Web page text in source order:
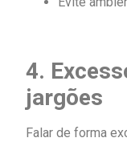
4.
jargões
Falar de forma